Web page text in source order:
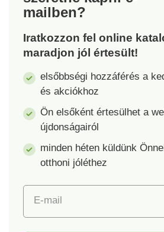
mailben?
Iratkozzon fel online
maradjon jól értesült!
elsőbbségi hozzáférés a
és akciókhoz
Ön elsőként értesülhet a
újdonságairól
minden héten küldünk
otthoni jóléthez
E-mail